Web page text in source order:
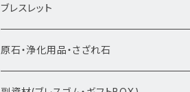
★新入荷1/28~
ブレスレット
ブレスレット1点物
原石・浄化用品・さざれ石